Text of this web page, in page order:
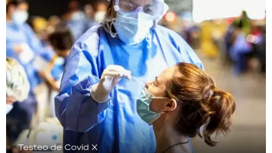
Testeo de Covid X
RECETAS
PALABRAS
HORÓSCOPO
Seguinos